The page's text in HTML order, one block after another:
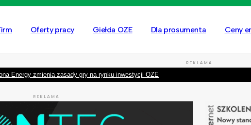
Oferty pracy Giełda OZE Dla prosumenta Ceny
REKLAMA
Energy zmienia zasady gry na rynku inwestycji OZE
REKLAMA